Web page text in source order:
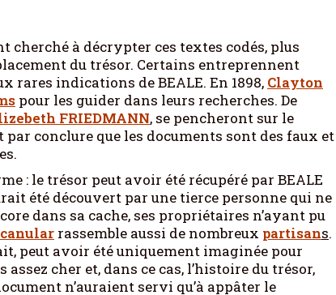
cherché à décrypter ces textes codés, plus
du trésor. Certains entreprennent
rares indications de BEALE. En 1898, Clayton
pour les guider dans leurs recherches. De
FRIEDMANN, se pencheront sur le
conclure que les documents sont des faux et
: le trésor peut avoir été récupéré par BEALE
été découvert par une tierce personne qui ne
dans sa cache, ses propriétaires n’ayant pu
canular rassemble aussi de nombreux partisans.
peut avoir été uniquement imaginée pour
cher et, dans ce cas, l’histoire du trésor,
n’auraient servi qu’à appâter le